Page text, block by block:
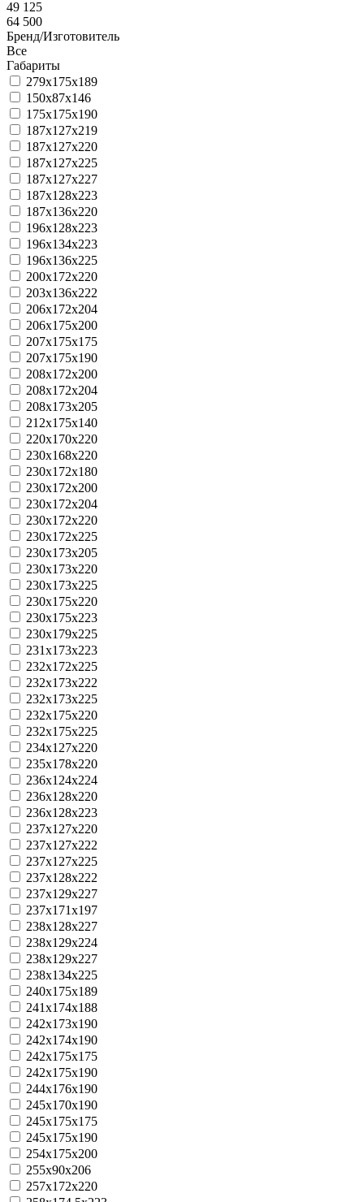
По популярности
49 125
64 500
Бренд/Изготовитель
Все
Габариты
279x175x189
150x87x146
175x175x190
187x127x219
187x127x220
187x127x225
187x127x227
187x128x223
187x136x220
196x128x223
196x134x223
196x136x225
200x172x220
203x136x222
206x172x204
206x175x200
207x175x175
207x175x190
208x172x200
208x172x204
208x173x205
212x175x140
220x170x220
230x168x220
230x172x180
230x172x200
230x172x204
230x172x220
230x172x225
230x173x205
230x173x220
230x173x225
230x175x220
230x175x223
230x179x225
231x173x223
232x172x225
232x173x222
232x173x225
232x175x220
232x175x225
234x127x220
235x178x220
236x124x224
236x128x220
236x128x223
237x127x220
237x127x222
237x127x225
237x128x222
237x129x227
237x171x197
238x128x227
238x129x224
238x129x227
238x134x225
240x175x189
241x174x188
242x173x190
242x174x190
242x175x175
242x175x190
244x176x190
245x170x190
245x175x175
245x175x190
254x175x200
255x90x206
257x172x220